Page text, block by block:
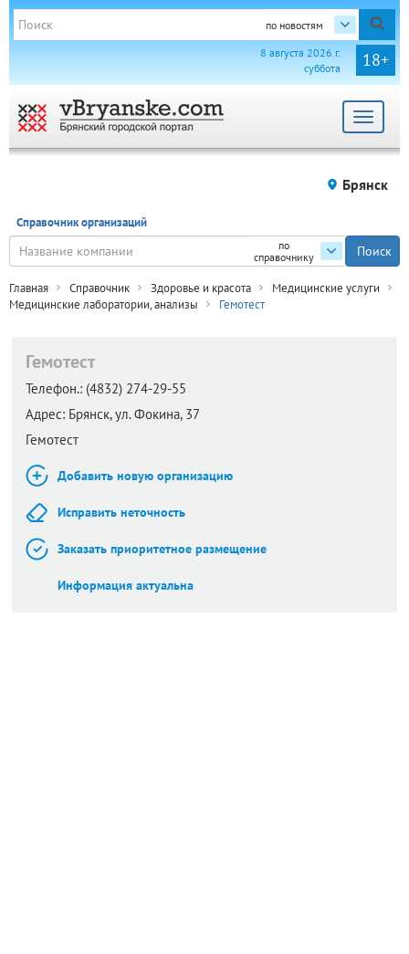
по новостям
18+
8 августа 2026 г.
суббота
Toggle
Брянск
Справочник организаций
по
справочнику
Главная Справочник Здоровье и красота
Медицинские услуги
Медицинские лаборатории, анализы
Гемотест
Гемотест
Телефон.: (4832) 274-29-55
Адрес: Брянск,ул. Фокина, 37
Гемотест
Добавить новую организацию
Исправить неточность
Заказать приоритетное размещение
Информация актуальна